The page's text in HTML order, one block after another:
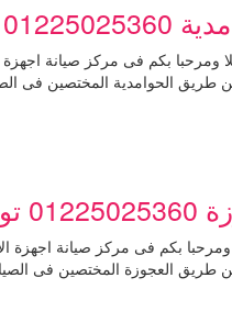
مركز صيانة الاسكا الحوامدية 01127571696 اهلا
الحوامدية المختصين فى
صيانة الاسكا العجوزة 01127571696 اهلا
العجوزة المختصين فى